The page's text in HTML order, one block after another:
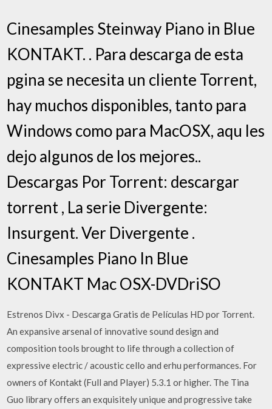
Cinesamples Steinway Piano in Blue
KONTAKT. . Para descarga de esta
pgina se necesita un cliente Torrent,
hay muchos disponibles, tanto para
Windows como para MacOSX, aqu les
dejo algunos de los mejores..
Descargas Por Torrent: descargar
torrent , La serie Divergente:
Insurgent. Ver Divergente .
Cinesamples Piano In Blue
KONTAKT Mac OSX-DVDriSO
Estrenos Divx - Descarga Gratis de Películas HD por Torrent.
An expansive arsenal of innovative sound design and
composition tools brought to life through a collection of
expressive electric / acoustic cello and erhu performances. For
owners of Kontakt (Full and Player) 5.3.1 or higher. The Tina
Guo library offers an exquisitely unique and progressive take